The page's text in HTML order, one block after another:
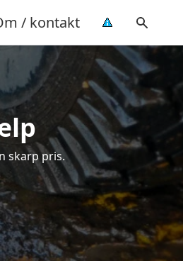
/ kontakt
skarp pris.